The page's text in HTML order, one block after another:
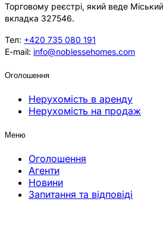
Торговому реєстрі, який веде
вкладка 327546.
Тел: +420 735 080 191
E-mail: info@noblessehomes.com
Оголошення
Нерухомість в аренду
Нерухомість на продаж
Меню
Оголошення
Агенти
Новини
Запитання та відповіді